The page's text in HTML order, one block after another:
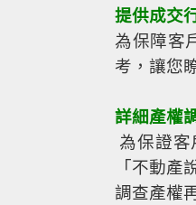
提供成交
為保障客
考，讓您
詳細產權
為保證
「不動
調查產權